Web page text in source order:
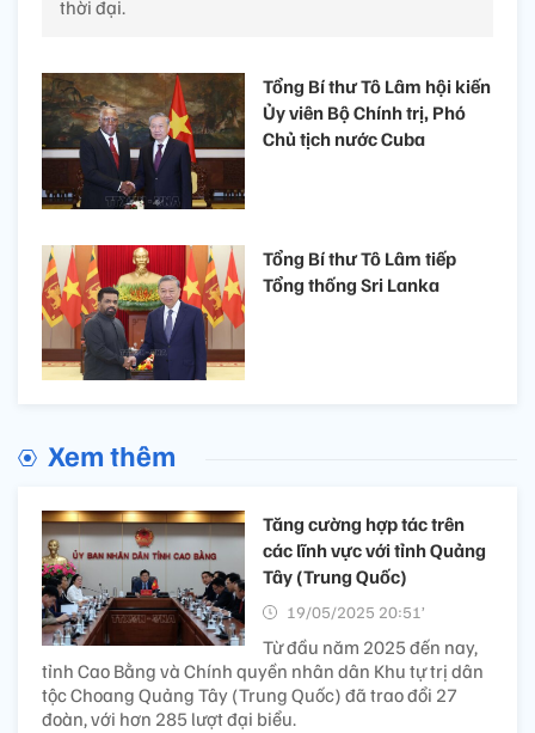
thời đại.
Tổng Bí thư Tô Lâm hội kiến
Ủy viên Bộ Chính trị, Phó
Chủ tịch nước Cuba
Tổng Bí thư Tô Lâm tiếp
Tổng thống Sri Lanka
Xem thêm
Tăng cường hợp tác trên
các lĩnh vực với tỉnh Quảng
Tây (Trung Quốc)
19/05/2025 20:51’
Từ đầu năm 2025 đến nay,
tỉnh Cao Bằng và Chính quyền nhân dân Khu tự trị dân
tộc Choang Quảng Tây (Trung Quốc) đã trao đổi 27
đoàn, với hơn 285 lượt đại biểu.